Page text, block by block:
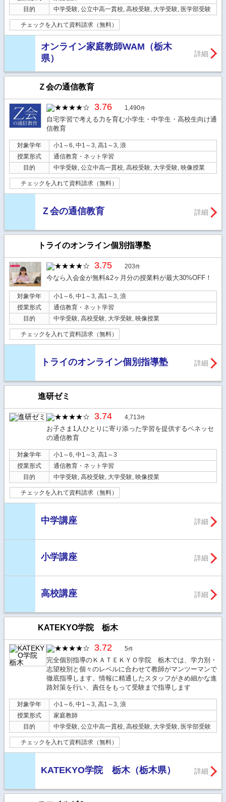
目的
中学受験, 公立中高一貫校, 高校受験, 大学受験, 医学部受験
チェックを入れて資料請求（無料）
オンライン家庭教師WAM（栃木
県）
詳細
Ｚ会の通信教育
3.76 1,490件
自宅学習で考える力を育む小学生・中学生・高校生向け通
信教育
対象学年
小1～6, 中1～3, 高1～3, 浪
授業形式
通信教育・ネット学習
目的
中学受験, 公立中高一貫校, 高校受験, 大学受験, 映像授業
チェックを入れて資料請求（無料）
Ｚ会の通信教育 詳細
トライのオンライン個別指導塾
3.75 203件
今なら入会金が無料&2ヶ月分の授業料が最大30%OFF！
対象学年
小1～6, 中1～3, 高1～3, 浪
授業形式
通信教育・ネット学習
目的
中学受験, 高校受験, 大学受験, 映像授業
チェックを入れて資料請求（無料）
トライのオンライン個別指導塾 詳細
進研ゼミ
3.74 4,713件
お子さま1人ひとりに寄り添った学習を提供するベネッセ
の通信教育
対象学年
小1～6, 中1～3, 高1～3
授業形式
通信教育・ネット学習
目的
中学受験, 高校受験, 大学受験, 映像授業
チェックを入れて資料請求（無料）
中学講座 詳細
小学講座 詳細
高校講座 詳細
KATEKYO学院 栃木
3.72 5件
完全個別指導のＫＡＴＥＫＹＯ学院 栃木では、学力別・
志望校別と個々のレベルに合わせて教師がマンツーマンで
徹底指導します。情報に精通したスタッフがきめ細かな進
路対策を行い、責任をもって受験まで指導します
対象学年
小1～6, 中1～3, 高1～3, 浪
授業形式
家庭教師
目的
中学受験, 公立中高一貫校, 高校受験, 大学受験, 医学部受験
チェックを入れて資料請求（無料）
KATEKYO学院 栃木（栃木県） 詳細